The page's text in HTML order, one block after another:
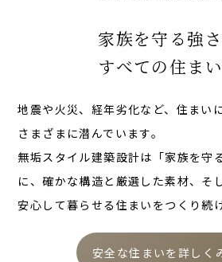
家族を守る強さ
すべての住まい
地震や火災、経年劣化など、住まい
さまざまに潜んでいます。
無垢スタイル建築設計は「家族を守
に、確かな構造と厳選した素材、そ
安心して暮らせる住まいをつくり続
安全な住まいを詳しく